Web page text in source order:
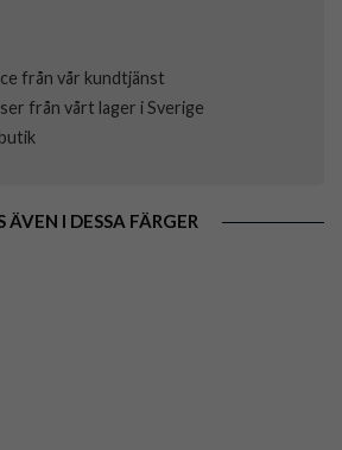
från vår kundtjänst
från vårt lager i Sverige
ÄVEN I DESSA FÄRGER